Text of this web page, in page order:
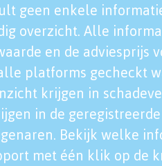
geen enkele
overzicht. Alle
en de adviesprijs
platforms gecheckt
krijgen in
in de
Bekijk welke
met één klik op de